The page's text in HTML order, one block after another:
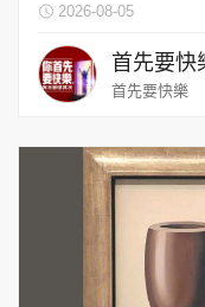
2026-08-05
首先要快
首先要快樂